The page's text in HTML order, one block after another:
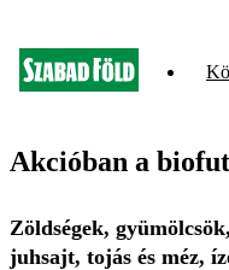
Akcióban a
Zöldségek,
juhsajt, tojás és méz,